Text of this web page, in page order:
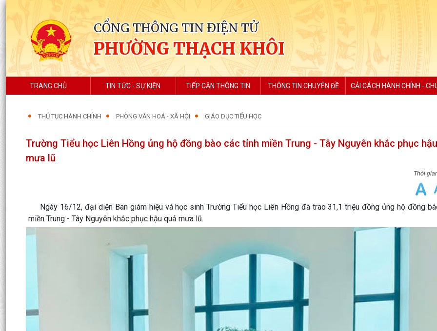
CỔNG THÔNG TIN ĐIỆN TỬ
PHƯỜNG THẠCH KHÔI
TRANG CHỦ TIN TỨC - SỰ KIỆN TIẾP CẬN THÔNG TIN THÔNG TIN CHUYÊN ĐỀ CẢI CÁCH HÀNH CHÍNH -
THỦ TỤC HÀNH CHÍNH PHÒNG VĂN HOÁ - XÃ HỘI GIÁO DỤC TIỂU HỌC
Trường Tiểu học Liên Hồng ủng hộ đồng bào các tỉnh miền Trung - Tây Nguyên khắc phục
mưa lũ
Ngày 16/12, đại diện Ban giám hiệu và học sinh Trường Tiểu học Liên Hồng đã trao 31,1 triệu đồng ủng hộ đồng
miền Trung - Tây Nguyên khắc phục hậu quả mưa lũ.